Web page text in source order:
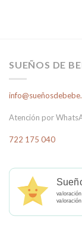
SUEÑOS DE
Atención por
722 175 040